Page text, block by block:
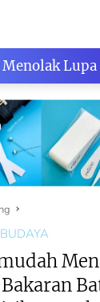
Menolak Lupa